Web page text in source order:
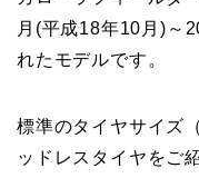
月(平成18年10月)～
れたモデルです。
標準のタイヤサイズ（
ッドレスタイヤをご